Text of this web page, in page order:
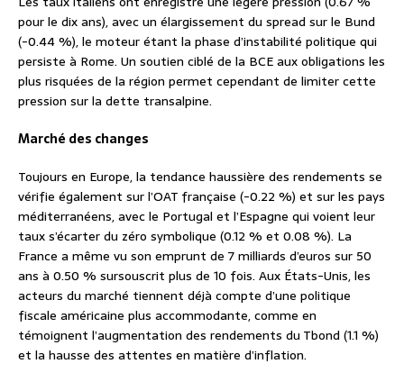
pour le dix ans), avec un élargissement du spread sur le Bund
(-0.44 %), le moteur étant la phase d’instabilité politique qui
persiste à Rome. Un soutien ciblé de la BCE aux obligations les
plus risquées de la région permet cependant de limiter cette
pression sur la dette transalpine.
Marché des changes
Toujours en Europe, la tendance haussière des rendements se
vérifie également sur l’OAT française (-0.22 %) et sur les pays
méditerranéens, avec le Portugal et l’Espagne qui voient leur
taux s’écarter du zéro symbolique (0.12 % et 0.08 %). La
France a même vu son emprunt de 7 milliards d’euros sur 50
ans à 0.50 % sursouscrit plus de 10 fois. Aux États-Unis, les
acteurs du marché tiennent déjà compte d’une politique
fiscale américaine plus accommodante, comme en
témoignent l’augmentation des rendements du Tbond (1.1 %)
et la hausse des attentes en matière d’inflation.